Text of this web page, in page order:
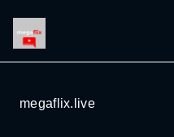
megaflix.live